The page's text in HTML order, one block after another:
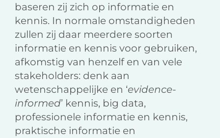
baseren zij zich op informatie en
kennis. In normale omstandigheden
zullen zij daar meerdere soorten
informatie en kennis voor gebruiken,
afkomstig van henzelf en van vele
stakeholders: denk aan
wetenschappelijke en ‘evidence-
informed’ kennis, big data,
professionele informatie en kennis,
praktische informatie en